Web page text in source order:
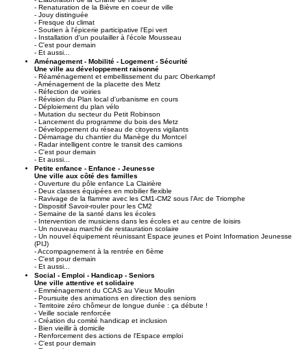
- Renaturation de la Bièvre en coeur de ville
- Jouy distinguée
- Fresque du climat
- Soutien à l'épicerie participative l'Epi vert
- Installation d'un poulailler à l'école Mousseau
- C'est pour demain
- Et aussi...
Aménagement - Mobilité - Logement - Sécurité
Une ville au développement raisonné
- Réaménagement et embellissement du parc Oberkampf
- Aménagement de la placette des Metz
- Réfection de voiries
- Révision du Plan local d'urbanisme en cours
- Déploiement du plan vélo
- Mutation du secteur du Petit Robinson
- Lancement du programme du bois des Metz
- Développement du réseau de citoyens vigilants
- Démarrage du chantier du Manège du Montcel
- Radar intelligent contre le transit des camions
- C'est pour demain
- Et aussi...
Petite enfance - Enfance - Jeunesse
Une ville aux côté des familles
- Ouverture du pôle enfance La Clairière
- Deux classes équipées en mobilier flexible
- Ravivage de la flamme avec les CM1-CM2 sous l'Arc de Triomphe
- Dispositif Savoir-rouler pour les CM2
- Semaine de la santé dans les écoles
- Intervention de musiciens dans les écoles et au centre de loisirs
- Un nouveau marché de restauration scolaire
- Un nouvel équipement réunissant Espace jeunes et Point Information Jeunesse
(PIJ)
- Accompagnement à la rentrée en 6ème
- C'est pour demain
- Et aussi...
Social - Emploi - Handicap - Seniors
Une ville attentive et solidaire
- Emménagement du CCAS au Vieux Moulin
- Poursuite des animations en direction des seniors
- Territoire zéro chômeur de longue durée : ça débute !
- Veille sociale renforcée
- Création du comité handicap et inclusion
- Bien vieillir à domicile
- Renforcement des actions de l'Espace emploi
- C'est pour demain